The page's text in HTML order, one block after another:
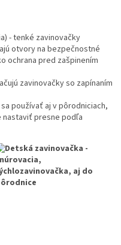
- tenké zavinovačky
otvory na bezpečnostné
ochrana pred zašpinením
zavinovačky so zapínaním
používať aj v pôrodniciach,
nastaviť presne podľa